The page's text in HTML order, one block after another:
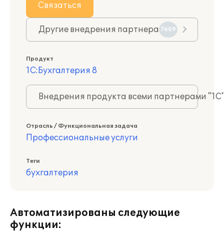
Связаться
Другие внедрения партнера 7609
Продукт
1С:Бухгалтерия 8
Внедрения продукта всеми партнерами
Отрасль / Функциональная задача
Профессиональные услуги
Теги
бухгалтерия
Автоматизированы следующие
функции: